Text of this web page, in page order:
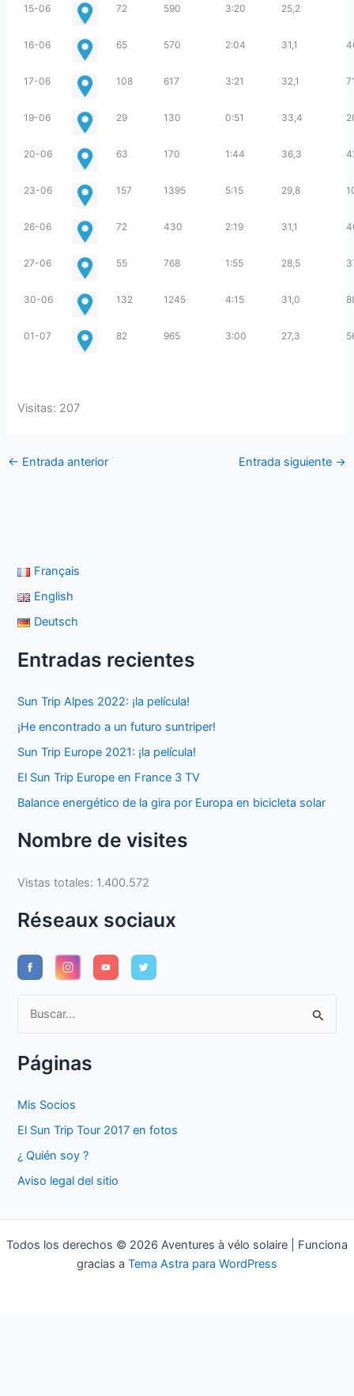
15-06 72 590 3:20 25,2
16-06 65 570 2:04 31,1
17-06 108 617 3:21 32,1
19-06 29 130 0:51 33,4
20-06 63 170 1:44 36,3
23-06 157 1395 5:15 29,8
26-06 72 430 2:19 31,1
27-06 55 768 1:55 28,5
30-06 132 1245 4:15 31,0
01-07 82 965 3:00 27,3
Visitas: 207
← Entrada anterior Entrada siguiente →
Français
English
Deutsch
Entradas recientes
Sun Trip Alpes 2022: ¡la película!
¡He encontrado a un futuro suntriper!
Sun Trip Europe 2021: ¡la película!
El Sun Trip Europe en France 3 TV
Balance energético de la gira por Europa en bicicleta solar
Nombre de visites
Vistas totales: 1.400.572
Réseaux sociaux
c
o
r
Páginas
Mis Socios
El Sun Trip Tour 2017 en fotos
¿ Quién soy ?
Aviso legal del sitio
Todos los derechos © 2026 Aventures à vélo solaire | Funciona
gracias a Tema Astra para WordPress